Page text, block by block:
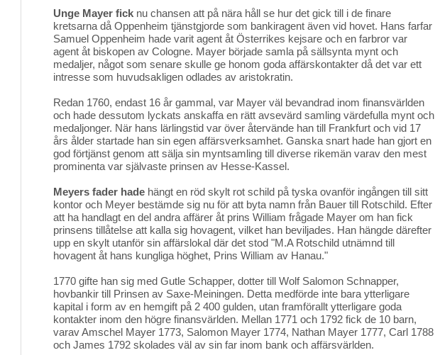
Unge Mayer fick nu chansen att på nära håll se hur det gick till i de finare
kretsarna då Oppenheim tjänstgjorde som bankiragent även vid hovet. Hans farfar
Samuel Oppenheim hade varit agent åt Österrikes kejsare och en farbror var
agent åt biskopen av Cologne. Mayer började samla på sällsynta mynt och
medaljer, något som senare skulle ge honom goda affärskontakter då det var ett
intresse som huvudsakligen odlades av aristokratin.
Redan 1760, endast 16 år gammal, var Mayer väl bevandrad inom finansvärlden
och hade dessutom lyckats anskaffa en rätt avsevärd samling värdefulla mynt och
medaljonger. När hans lärlingstid var över återvände han till Frankfurt och vid 17
års ålder startade han sin egen affärsverksamhet. Ganska snart hade han gjort en
god förtjänst genom att sälja sin myntsamling till diverse rikemän varav den mest
prominenta var självaste prinsen av Hesse-Kassel.
Meyers fader hade hängt en röd skylt rot schild på tyska ovanför ingången till sitt
kontor och Meyer bestämde sig nu för att byta namn från Bauer till Rotschild. Efter
att ha handlagt en del andra affärer åt prins William frågade Mayer om han fick
prinsens tillåtelse att kalla sig hovagent, vilket han beviljades. Han hängde därefter
upp en skylt utanför sin affärslokal där det stod "M.A Rotschild utnämnd till
hovagent åt hans kungliga höghet, Prins William av Hanau."
1770 gifte han sig med Gutle Schapper, dotter till Wolf Salomon Schnapper,
hovbankir till Prinsen av Saxe-Meiningen. Detta medförde inte bara ytterligare
kapital i form av en hemgift på 2 400 gulden, utan framförallt ytterligare goda
kontakter inom den högre finansvärlden. Mellan 1771 och 1792 fick de 10 barn,
varav Amschel Mayer 1773, Salomon Mayer 1774, Nathan Mayer 1777, Carl 1788
och James 1792 skolades väl av sin far inom bank och affärsvärlden.